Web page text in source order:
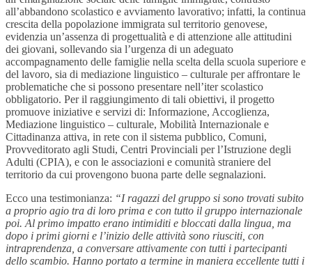
all’abbandono scolastico e avviamento lavorativo; infatti, la continua
crescita della popolazione immigrata sul territorio genovese,
evidenzia un’assenza di progettualità e di attenzione alle attitudini
dei giovani, sollevando sia l’urgenza di un adeguato
accompagnamento delle famiglie nella scelta della scuola superiore e
del lavoro, sia di mediazione linguistico – culturale per affrontare le
problematiche che si possono presentare nell’iter scolastico
obbligatorio. Per il raggiungimento di tali obiettivi, il progetto
promuove iniziative e servizi di: Informazione, Accoglienza,
Mediazione linguistico – culturale, Mobilità Internazionale e
Cittadinanza attiva, in rete con il sistema pubblico, Comuni,
Provveditorato agli Studi, Centri Provinciali per l’Istruzione degli
Adulti (CPIA), e con le associazioni e comunità straniere del
territorio da cui provengono buona parte delle segnalazioni.
Ecco una testimonianza: “I ragazzi del gruppo si sono trovati subito
a proprio agio tra di loro prima e con tutto il gruppo internazionale
poi. Al primo impatto erano intimiditi e bloccati dalla lingua, ma
dopo i primi giorni e l’inizio delle attività sono riusciti, con
intraprendenza, a conversare attivamente con tutti i partecipanti
dello scambio. Hanno portato a termine in maniera eccellente tutti i